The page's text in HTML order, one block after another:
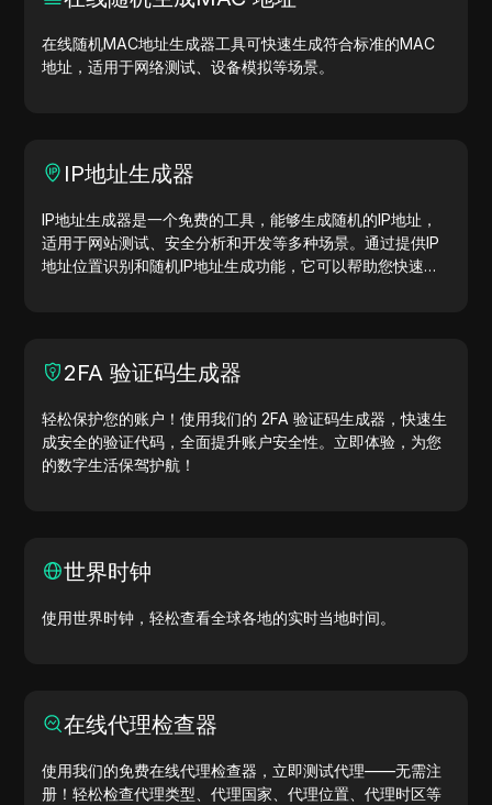
在线随机MAC地址生成器工具可快速生成符合标准的MAC
地址，适用于网络测试、设备模拟等场景。
IP地址生成器
IP地址生成器是一个免费的工具，能够生成随机的IP地址，
适用于网站测试、安全分析和开发等多种场景。通过提供IP
地址位置识别和随机IP地址生成功能，它可以帮助您快速生
2FA 验证码生成器
轻松保护您的账户！使用我们的 2FA 验证码生成器，快速生
成安全的验证代码，全面提升账户安全性。立即体验，为您
的数字生活保驾护航！
世界时钟
使用世界时钟，轻松查看全球各地的实时当地时间。
在线代理检查器
使用我们的免费在线代理检查器，立即测试代理——无需注
册！轻松检查代理类型、代理国家、代理位置、代理时区等